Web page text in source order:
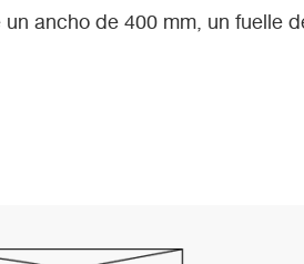
ancho de 400 mm, un fuelle